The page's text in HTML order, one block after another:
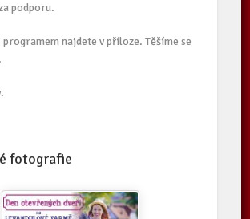
podporu.
programem najdete v příloze. Těšíme se
fotografie